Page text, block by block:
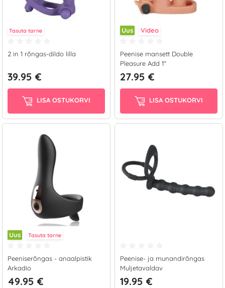
Tasuta tarne
2 in 1 rõngas-dildo lilla
39.95 €
LISA OSTUKORVI
Uus Video
Peenise mansett Double
Pleasure Add 1"
27.95 €
LISA OSTUKORVI
Uus Tasuta tarne
Peeniserõngas - anaalpistik
Arkadio
49.95 €
Peenise- ja munandirõngas
Muljetavaldav
19.95 €